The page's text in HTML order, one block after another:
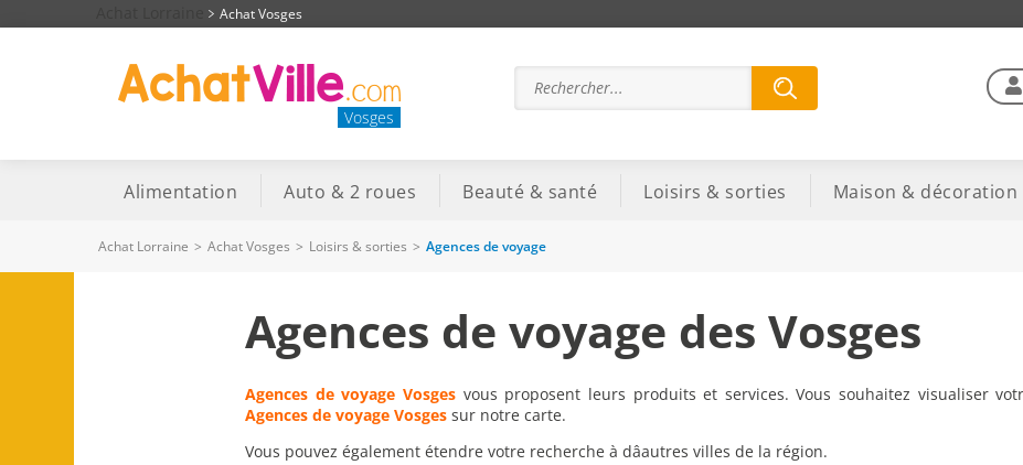
Achat Vosges
Vosges
Alimentation Auto & 2 roues Beauté & santé Loisirs & sorties Maison & décoration
Achat Lorraine > Achat Vosges > Loisirs & sorties > Agences de voyage
Agences de voyage des Vosges
Agences de voyage Vosgesvous proposent leurs produits et services. Vous souhaitez visualiser
Agences de voyage Vosges sur notre carte.
Vous pouvez également étendre votre recherche à dâautres villes de la région.